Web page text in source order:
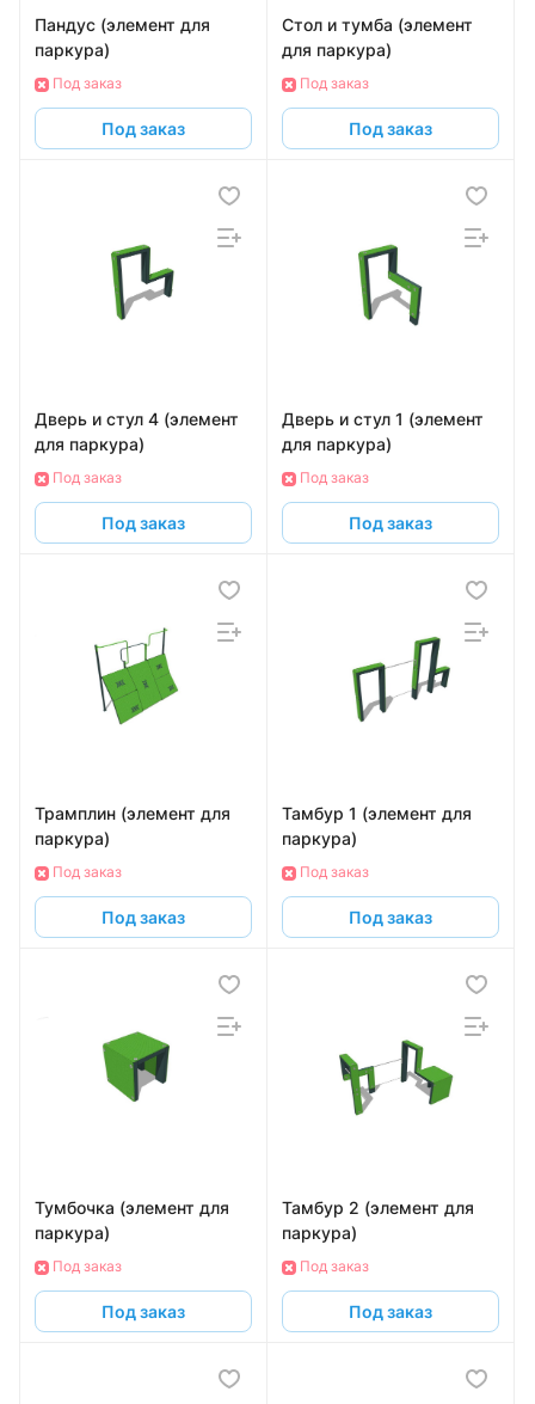
Пандус (элемент для
паркура)
Под заказ
Под заказ
Стол и тумба (элемент
для паркура)
Под заказ
Под заказ
Дверь и стул 4 (элемент
для паркура)
Под заказ
Под заказ
Дверь и стул 1 (элемент
для паркура)
Под заказ
Под заказ
Трамплин (элемент для
паркура)
Под заказ
Под заказ
Тамбур 1 (элемент для
паркура)
Под заказ
Под заказ
Тумбочка (элемент для
паркура)
Под заказ
Под заказ
Тамбур 2 (элемент для
паркура)
Под заказ
Под заказ